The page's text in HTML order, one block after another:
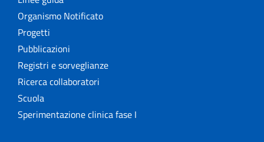
Organismo Notificato
Progetti
Pubblicazioni
Registri e sorveglianze
Ricerca collaboratori
Scuola
Sperimentazione clinica fase I